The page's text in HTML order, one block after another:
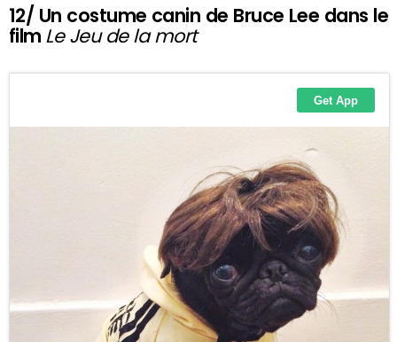
12/ Un costume canin de Bruce Lee dans le
film Le Jeu de la mort